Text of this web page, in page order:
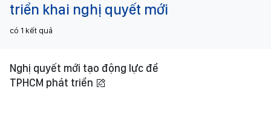
triển khai nghị quyết mới
có 1 kết quả
Nghị quyết mới tạo động lực để
TPHCM phát triển